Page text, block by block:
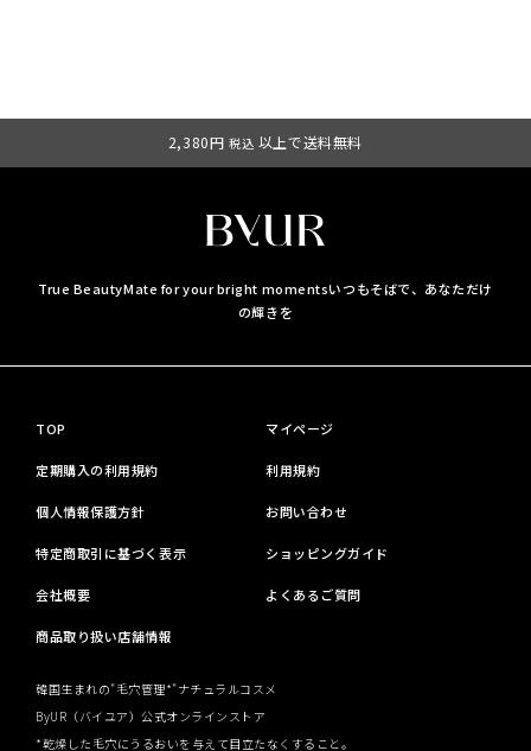
2,380円税込 以上で送料無料
True BeautyMate for your bright momentsいつもそばで、あなただけ
の輝きを
TOP
定期購入の利用規約
個人情報保護方針
マイページ
利用規約
お問い合わせ
特定商取引に基づく表示
会社概要
商品取り扱い店舗情報
ショッピングガイド
よくあるご質問
韓国生まれの"毛穴管理*"ナチュラルコスメ
ByUR（バイユア）公式オンラインストア
*乾燥した毛穴にうるおいを与えて目立たなくすること。